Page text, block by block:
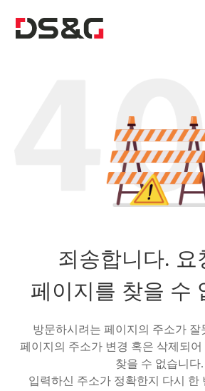
죄송합니다. 요
페이지를 찾을 수
방문하시려는 페이지의 주소가 잘
페이지의 주소가 변경 혹은 삭제되
찾을 수 없습니다.
입력하신 주소가 정확한지 다시 한